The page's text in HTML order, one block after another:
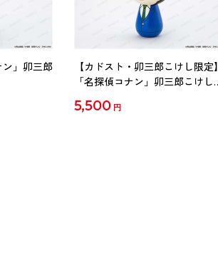
」卯三郎
【カドスト・卯三郎こけし限定】
「名探偵コナン」卯三郎こけし
5,500 円